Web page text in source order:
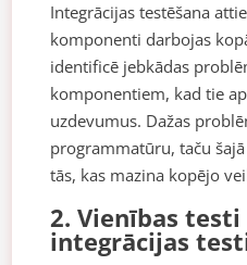
Integrācijas testēšana
komponenti darbojas
identificē jebkādas
komponentiem, kad tie
uzdevumus. Dažas
programmatūru, taču
tās, kas mazina kopējo
2. Vienības
integrācijas